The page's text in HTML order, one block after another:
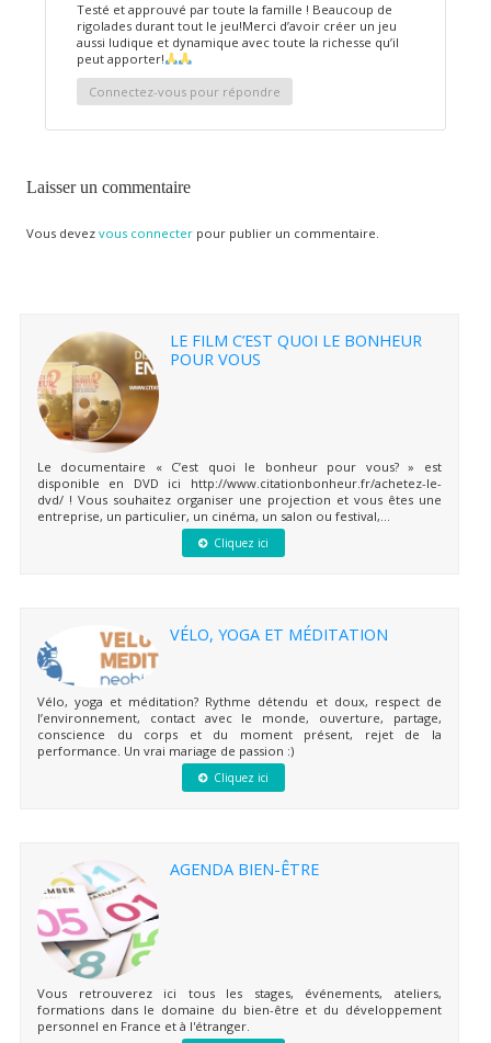
Testé et approuvé par toute la famille ! Beaucoup de
rigolades durant tout le jeu!Merci d’avoir créer un jeu
aussi ludique et dynamique avec toute la richesse qu’il
peut apporter!
Connectez-vous pour répondre
Laisser un commentaire
Vous devez vous connecterpour publier un commentaire.
LE FILM C’EST QUOI LE BONHEUR
POUR VOUS
Le documentaire « C’est quoi le bonheur pour vous? » est
disponible en DVD ici http://www.citationbonheur.fr/achetez-le-
dvd/ ! Vous souhaitez organiser une projection et vous êtes une
entreprise, un particulier, un cinéma, un salon ou festival,...
Cliquez ici
VÉLO, YOGA ET MÉDITATION
Vélo, yoga et méditation? Rythme détendu et doux, respect de
l’environnement, contact avec le monde, ouverture, partage,
conscience du corps et du moment présent, rejet de la
performance. Un vrai mariage de passion :)
Cliquez ici
AGENDA BIEN-ÊTRE
Vous retrouverez ici tous les stages, événements, ateliers,
formations dans le domaine du bien-être et du développement
personnel en France et à l'étranger.